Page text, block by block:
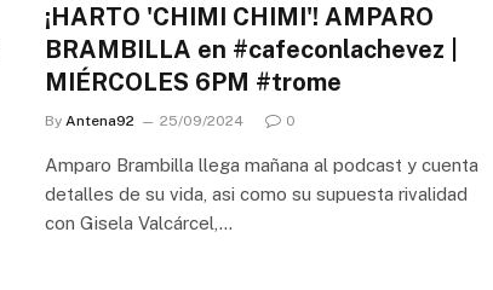
¡HARTO 'CHIMI CHIMI'! AMPARO
BRAMBILLA en #cafeconlachevez |
MIÉRCOLES 6PM #trome
By Antena92 25/09/2024 0
Amparo Brambilla llega mañana al podcast y cuenta
detalles de su vida, asi como su supuesta rivalidad
con Gisela Valcárcel,…